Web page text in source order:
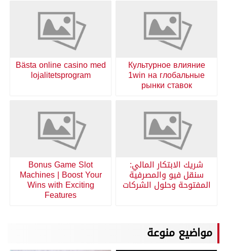
Культурное влияние
1win на глобальные
рынки ставок
Bästa online casino med
lojalitetsprogram
شريك الابتكار المالي:
سنقل فيو والمصرفية
المفتوحة وحلول الشركات
Bonus Game Slot
Machines | Boost Your
Wins with Exciting
Features
مواضيع منوعة